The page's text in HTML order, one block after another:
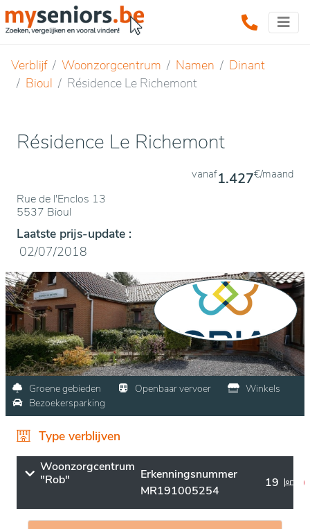
Verblijf Woonzorgcentrum Namen
Dinant
Bioul
Résidence Le Richemont
Résidence Le Richemont
Rue de l'Enclos 13
5537 Bioul
vanaf1.427€/maand
Laatste prijs-update :
02/07/2018
Groene gebieden Openbaar vervoer
Winkels
Bezoekersparking
Type verblijven
Woonzorgcentrum
"Rob"
Erkenningsnummer
MR191005254
19